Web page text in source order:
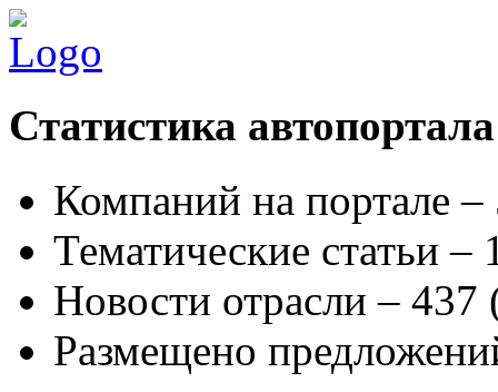
Статистика автопортала
Компаний на портале
Тематические статьи –
Новости отрасли – 437
Размещено